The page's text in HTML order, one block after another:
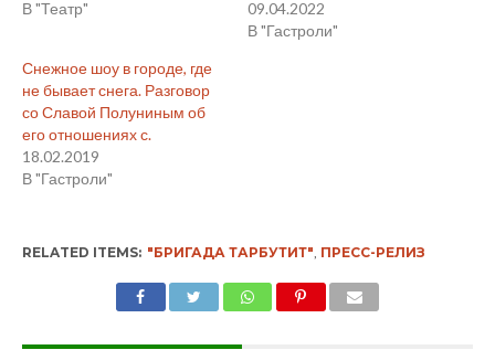
В "Театр"
09.04.2022
В "Гастроли"
Снежное шоу в городе, где
не бывает снега. Разговор
со Славой Полуниным об
его отношениях с.
18.02.2019
В "Гастроли"
RELATED ITEMS: "БРИГАДА ТАРБУТИТ" ПРЕСС-РЕЛИЗ